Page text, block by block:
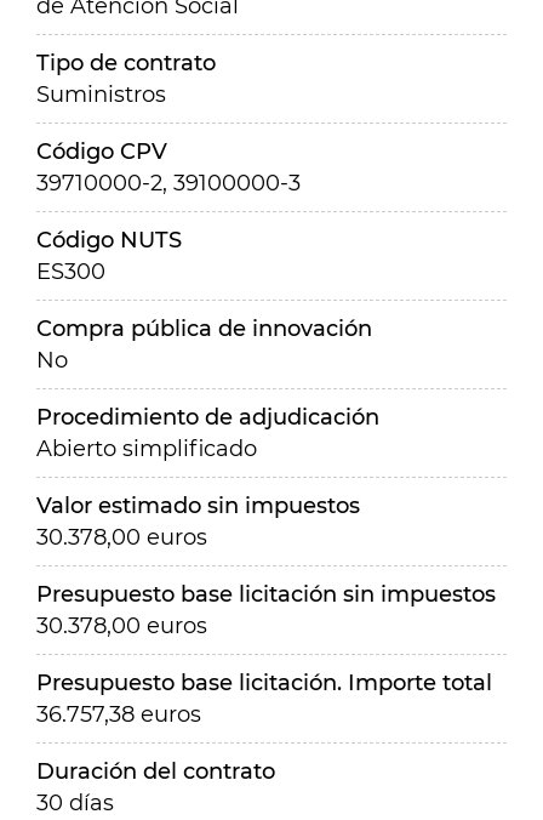
de Atención Social
Tipo de contrato
Suministros
Código CPV
39710000-2, 39100000-3
Código NUTS
ES300
Compra pública de innovación
No
Procedimiento de adjudicación
Abierto simplificado
Valor estimado sin impuestos
30.378,00 euros
Presupuesto base licitación sin impuestos
30.378,00 euros
Presupuesto base licitación. Importe total
36.757,38 euros
Duración del contrato
30 días